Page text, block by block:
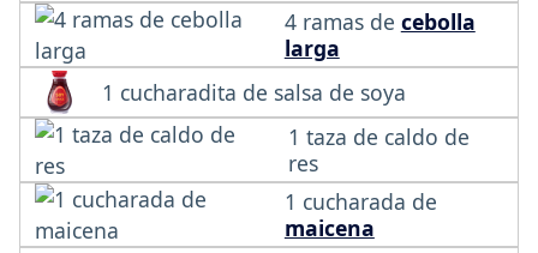
4 ramas de cebolla
larga
1 cucharadita de salsa de soya
1 taza de caldo de
res
1 cucharada de
maicena